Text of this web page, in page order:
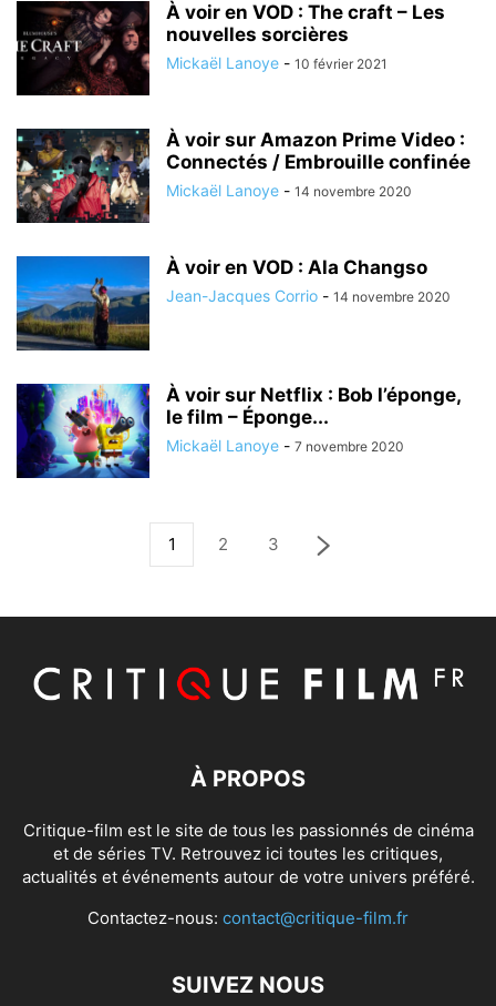
À voir en VOD : The craft – Les
nouvelles sorcières
Mickaël Lanoye - 10 février 2021
À voir sur Amazon Prime Video :
Connectés / Embrouille confinée
Mickaël Lanoye - 14 novembre 2020
À voir en VOD : Ala Changso
Jean-Jacques Corrio - 14 novembre 2020
À voir sur Netflix : Bob l’éponge,
le film – Éponge...
Mickaël Lanoye - 7 novembre 2020
1 2 3
À PROPOS
Critique-film est le site de tous les passionnés de cinéma
et de séries TV. Retrouvez ici toutes les critiques,
actualités et événements autour de votre univers préféré.
Contactez-nous: contact@critique-film.fr
SUIVEZ NOUS